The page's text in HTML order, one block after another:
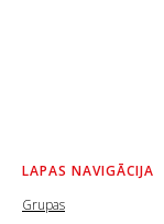
LAPAS NAVIGĀCIJA
Grupas